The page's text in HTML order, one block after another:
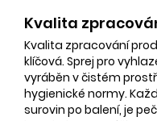
Kvalita
Kvalita zpracování
klíčová. Sprej pro
vyráběn v čistém
hygienické normy.
surovin po balení, je